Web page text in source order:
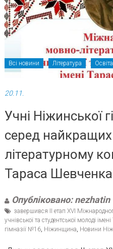
Всі новини Література Освіта
20.11.
Учні Ніжинської
серед
літературному
Тараса
Опубліковано: nezhatin
завершився ІІ етап ХVІ
учнівської та студентської молоді
гімназії №16, Ніжинщина Новини